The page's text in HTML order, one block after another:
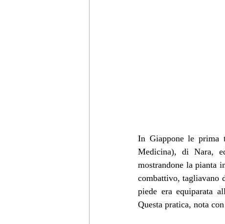
In Giappone le prima
Medicina), di Nara,
mostrandone la pianta
combattivo, tagliavano
piede era equiparata
Questa pratica, nota